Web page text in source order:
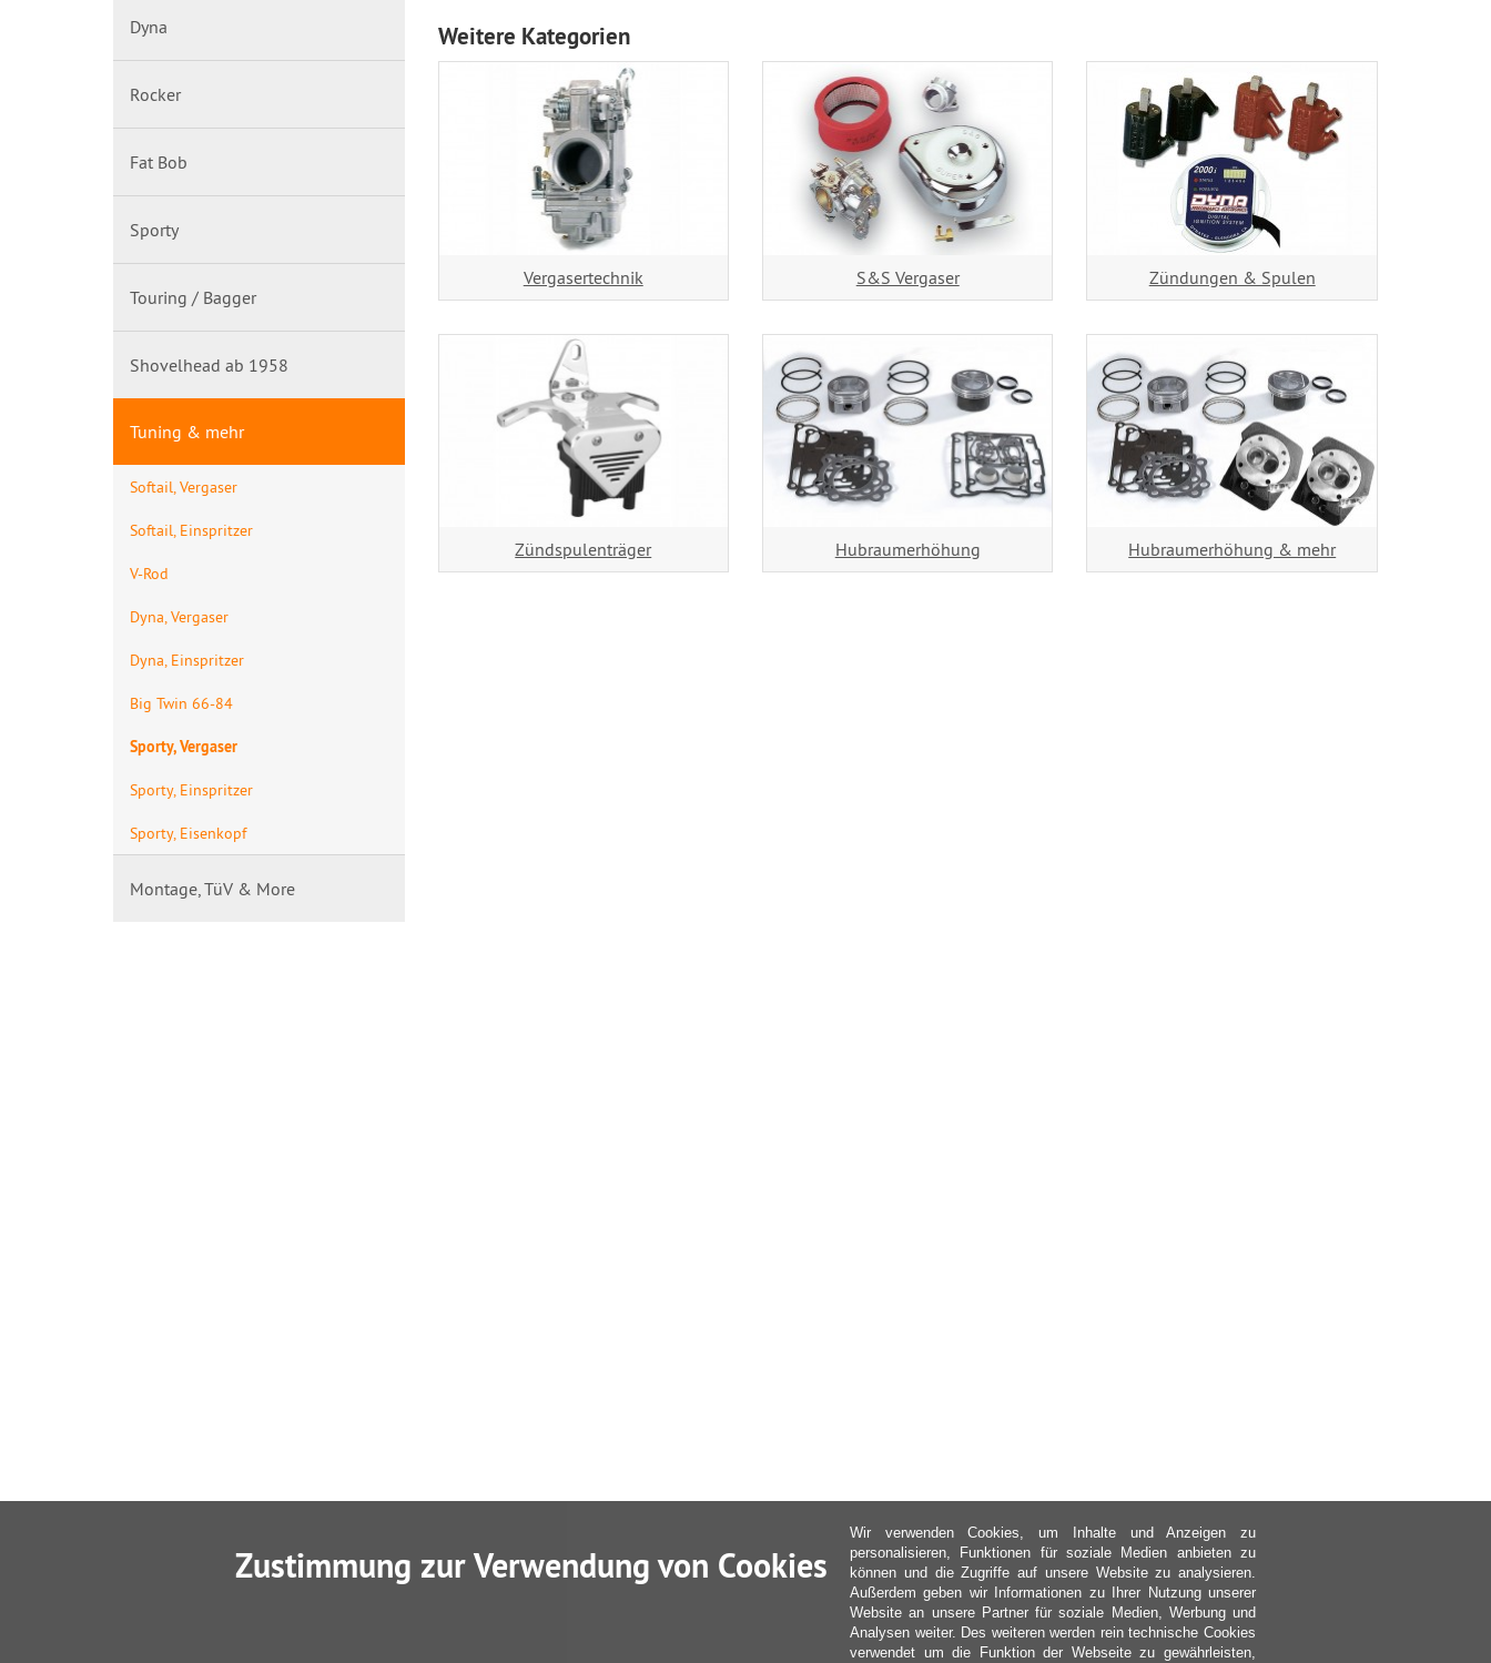
Weitere Kategorien
Vergasertechnik S&S Vergaser Zündungen & Spulen
Zündspulenträger Hubraumerhöhung Hubraumerhöhung & mehr
Dyna
Rocker
Fat Bob
Sporty
Touring / Bagger
Shovelhead ab 1958
Tuning & mehr
Softail, Vergaser
Softail, Einspritzer
V-Rod
Dyna, Vergaser
Dyna, Einspritzer
Big Twin 66-84
Sporty, Vergaser
Sporty, Einspritzer
Sporty, Eisenkopf
Montage, TüV & More
Zustimmung zur Verwendung von Cookies
Wir verwenden Cookies, um Inhalte und Anzeigen zu
personalisieren, Funktionen für soziale Medien anbieten zu
können und die Zugriffe auf unsere Website zu analysieren.
Außerdem geben wir Informationen zu Ihrer Nutzung unserer
Website an unsere Partner für soziale Medien, Werbung und
Analysen weiter. Des weiteren werden rein technische Cookies
verwendet um die Funktion der Webseite zu gewährleisten,